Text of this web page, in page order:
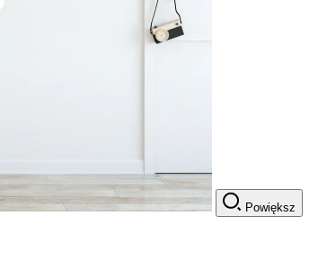
Powiększ